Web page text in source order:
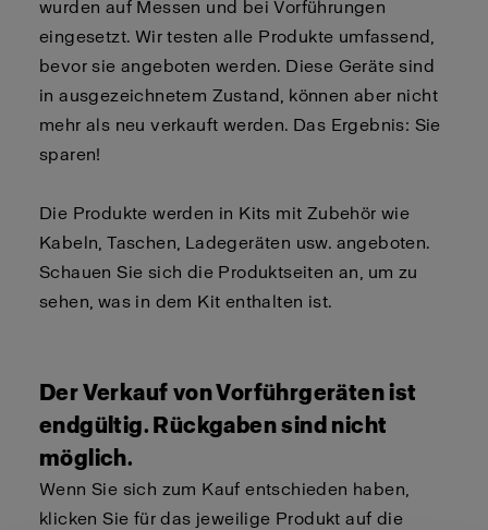
wurden auf Messen und bei Vorführungen
eingesetzt. Wir testen alle Produkte umfassend,
bevor sie angeboten werden. Diese Geräte sind
in ausgezeichnetem Zustand, können aber nicht
mehr als neu verkauft werden. Das Ergebnis: Sie
sparen!
Die Produkte werden in Kits mit Zubehör wie
Kabeln, Taschen, Ladegeräten usw. angeboten.
Schauen Sie sich die Produktseiten an, um zu
sehen, was in dem Kit enthalten ist.
Der Verkauf von Vorführgeräten ist
endgültig. Rückgaben sind nicht
möglich.
Wenn Sie sich zum Kauf entschieden haben,
klicken Sie für das jeweilige Produkt auf die